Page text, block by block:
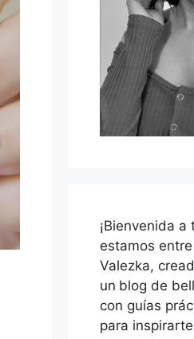
¡Bienvenida
estamos
Valezka,
un blog de
con guías
para